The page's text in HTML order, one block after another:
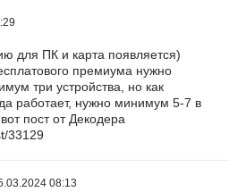
для ПК и карта появляется)
премиума нужно
три устройства, но как
работает, нужно минимум 5-7 в
пост от Декодера
33129
08:13